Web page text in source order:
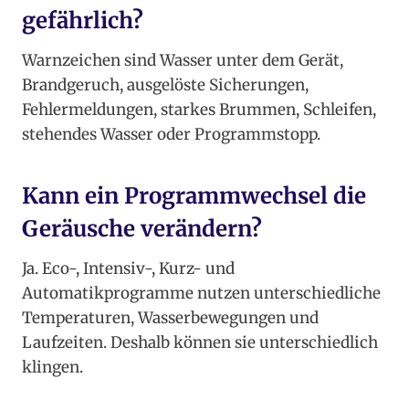
gefährlich?
Warnzeichen sind Wasser unter dem Gerät,
Brandgeruch, ausgelöste Sicherungen,
Fehlermeldungen, starkes Brummen, Schleifen,
stehendes Wasser oder Programmstopp.
Kann ein Programmwechsel die
Geräusche verändern?
Ja. Eco-, Intensiv-, Kurz- und
Automatikprogramme nutzen unterschiedliche
Temperaturen, Wasserbewegungen und
Laufzeiten. Deshalb können sie unterschiedlich
klingen.